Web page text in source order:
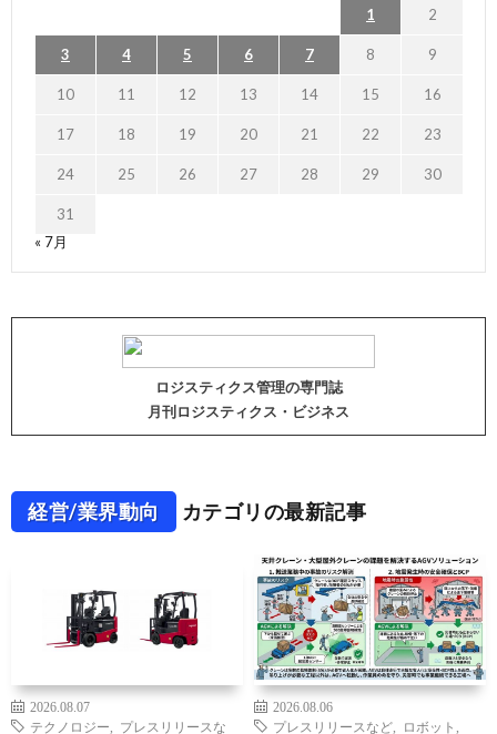
1 2
3 4 5 6 7 8 9
10 11 12 13 14 15 16
17 18 19 20 21 22 23
24 25 26 27 28 29 30
31
« 7月
ロジスティクス管理の専門誌
月刊ロジスティクス・ビジネス
経営/業界動向 カテゴリの最新記事
2026.08.07
テクノロジー
プレスリリースな
2026.08.06
プレスリリースなど
ロボット